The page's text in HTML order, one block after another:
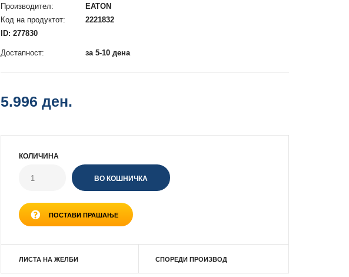
Производител:
EATON
Код на продуктот:
2221832
ID: 277830
Достапност: за 5-10 дена
5.996 ден.
КОЛИЧИНА
ПОСТАВИ ПРАШАЊЕ
ЛИСТА НА ЖЕЛБИ СПОРЕДИ ПРОИЗВОД